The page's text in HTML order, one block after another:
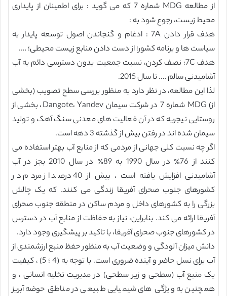
از مطالعه MDG شماره 7 که می گوید : برای اطمینان از پایداری
محیط زیست، رجوع شود به :
هدف قرار دادن 7A : ادغام و گنجاندن اصول توسعه پایدار به
سیاست ها و برنامه کشور؛ از دست دادن منابع زیست محیطی؛ ….
هدف 7C: نصف کردن، نسبت جمعیت بدون دسترسی دائم به آب
آشامیدنی سالم …. تا سال 2015.
لذا این مطالعه، در نظر دارد به منظور بررسی سطح تصویب (بخشی
از) MDG شماره 7 در شرکت سیمان Dangote، Yandev، بخشی از
روستایی نیجریه که در آن فعالیت های معدنی سنگ آهک و تولید
سیمان شده اند در رفتن بیش از گذشته 3 دهه است.
اگر چه نسبت کلی جهانی از مردمی که از منابع آب بهتر استفاده می
کنند از 76٪ در سال 1990 به 89٪ در سال 2010 بجز در آب
آشامیدنی افزایش یافته است ، بیش از 40 درصد از مردم در
کشورهای جنوب صحرای آفریقا زندگی می کنند. که یک چالش
بزرگی را به کشورهای داخل و مردم ساکن در منطقه جنوب صحرای
آفریقا ارائه می کند. بنابراین، نیاز به حفاظت از منابع آب در دسترس
در کشورهای جنوب صحرای آفریقا، با تاکید بر پیشگیری وجود دارد.
دانش میزان آلودگی و وضعیت آب به منظور حفظ منبع ارزشمندی از
آب برای نسل حاضر و آینده ضروری است. با توجه به (4 ؛ 5) ، کیفیت
یک منبع آب (سطحی و زیر سطحی) در مدیریت تخلیه انسانی ، و
همچنین به ویژگی های شیمیایی طبیعی در مناطق حوضه آبریز